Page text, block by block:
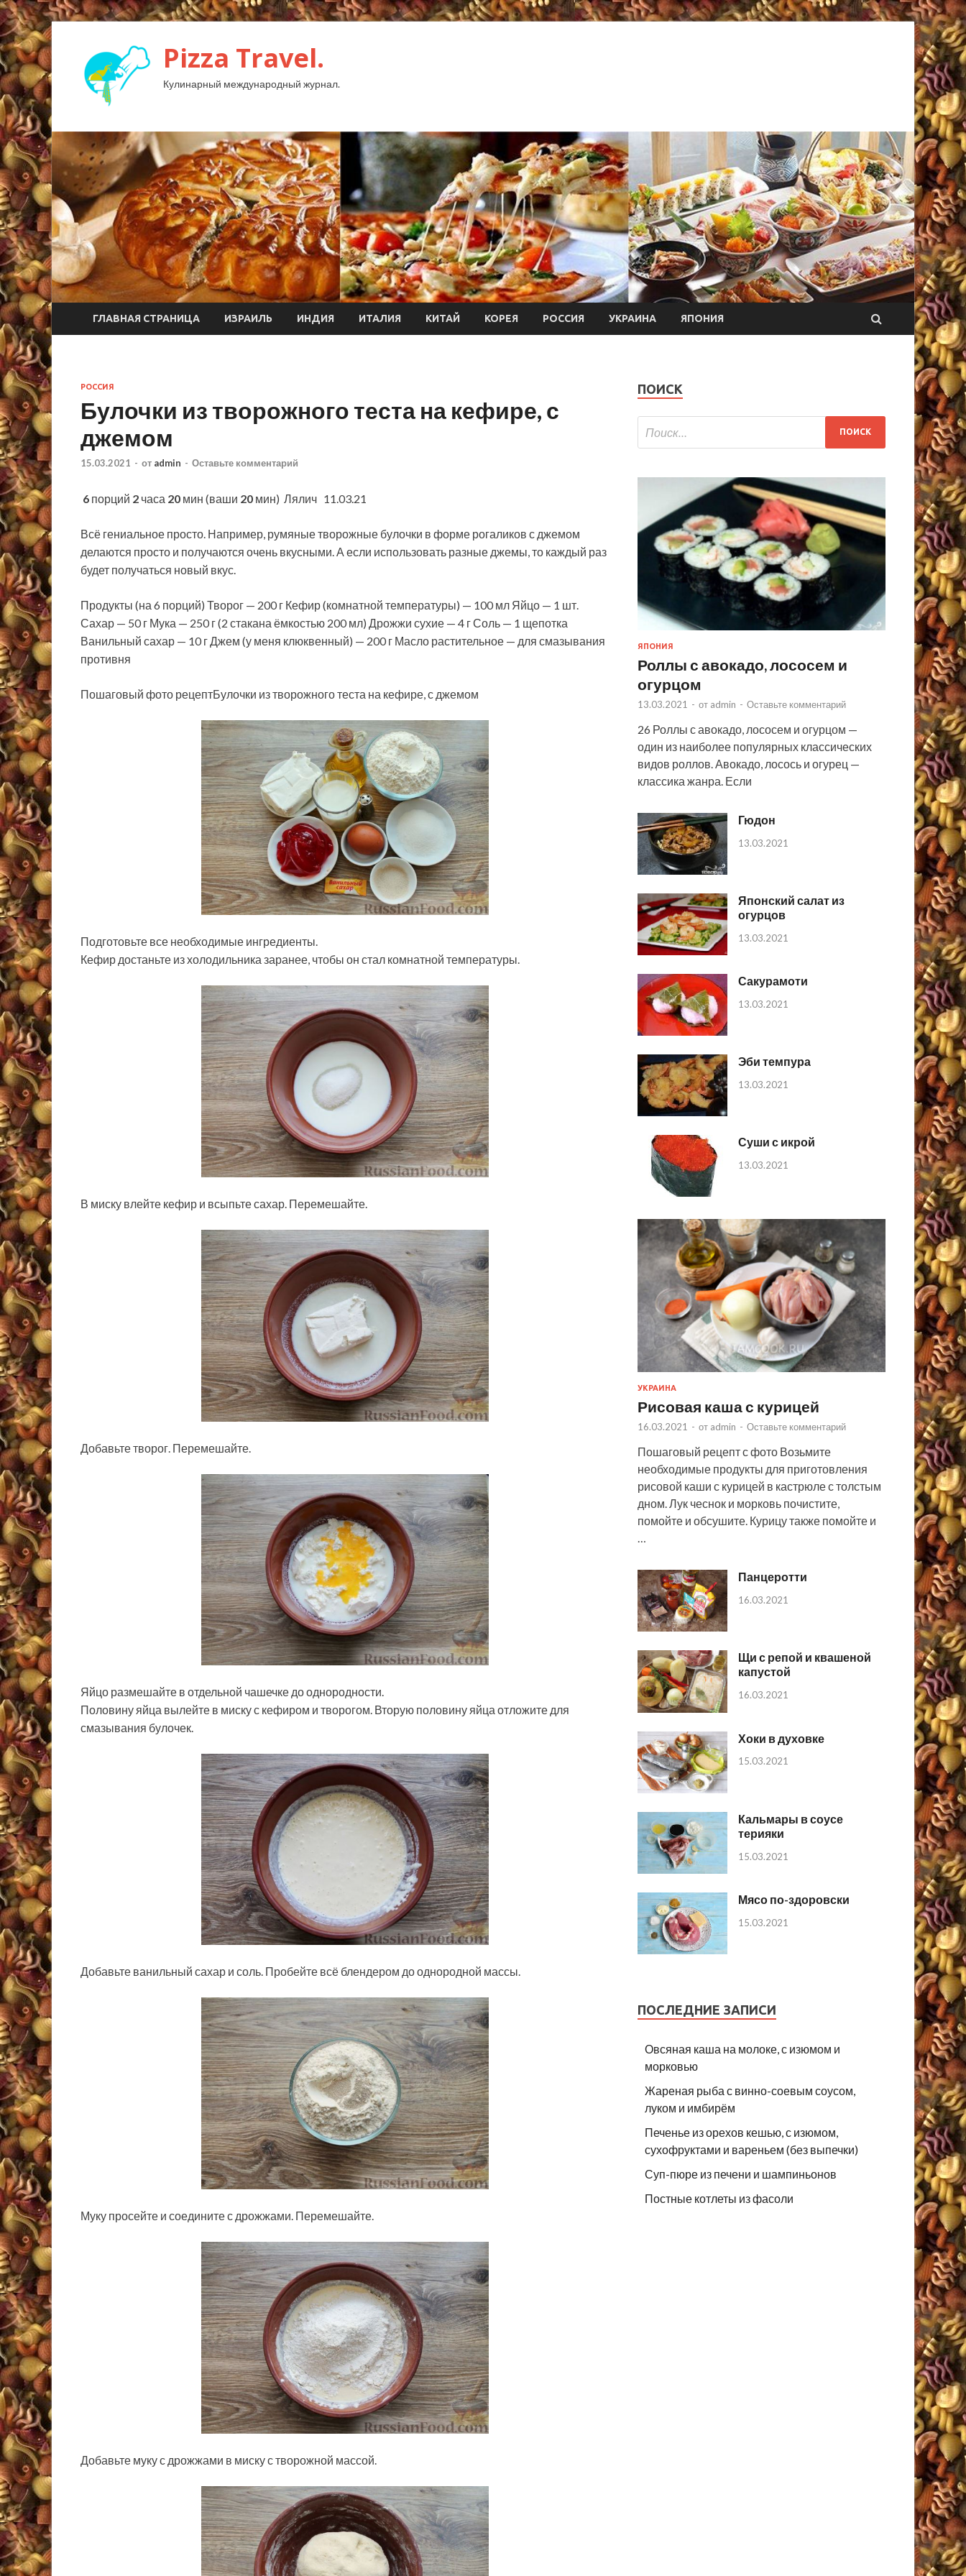
Pizza Travel.
Кулинарный международный журнал.
ГЛАВНАЯ СТРАНИЦА ИЗРАИЛЬ ИНДИЯ ИТАЛИЯ КИТАЙ КОРЕЯ РОССИЯ УКРАИНА ЯПОНИЯ
РОССИЯ
Булочки из творожного теста на кефире, с
джемом
15.03.2021 - от admin - Оставьте комментарий
6 порций 2 часа 20 мин (ваши 20 мин) Лялич 11.03.21
Всё гениальное просто. Например, румяные творожные булочки в форме рогаликов с джемом
делаются просто и получаются очень вкусными. А если использовать разные джемы, то каждый раз
будет получаться новый вкус.
Продукты (на 6 порций) Творог — 200 г Кефир (комнатной температуры) — 100 мл Яйцо — 1 шт.
Сахар — 50 г Мука — 250 г (2 стакана ёмкостью 200 мл) Дрожжи сухие — 4 г Соль — 1 щепотка
Ванильный сахар — 10 г Джем (у меня клюквенный) — 200 г Масло растительное — для смазывания
противня
Пошаговый фото рецептБулочки из творожного теста на кефире, с джемом
Подготовьте все необходимые ингредиенты.
Кефир достаньте из холодильника заранее, чтобы он стал комнатной температуры.
В миску влейте кефир и всыпьте сахар. Перемешайте.
Добавьте творог. Перемешайте.
Яйцо размешайте в отдельной чашечке до однородности.
Половину яйца вылейте в миску с кефиром и творогом. Вторую половину яйца отложите для
смазывания булочек.
Добавьте ванильный сахар и соль. Пробейте всё блендером до однородной массы.
Муку просейте и соедините с дрожжами. Перемешайте.
Добавьте муку с дрожжами в миску с творожной массой.
ПОИСК
ЯПОНИЯ
Роллы с авокадо, лососем и
огурцом
13.03.2021 - от admin - Оставьте комментарий
26 Роллы с авокадо, лососем и огурцом —
один из наиболее популярных классических
видов роллов. Авокадо, лосось и огурец —
классика жанра. Если
Гюдон
13.03.2021
Японский салат из
огурцов
13.03.2021
Сакурамоти
13.03.2021
Эби темпура
13.03.2021
Суши с икрой
13.03.2021
УКРАИНА
Рисовая каша с курицей
16.03.2021 - от admin - Оставьте комментарий
Пошаговый рецепт с фото Возьмите
необходимые продукты для приготовления
рисовой каши с курицей в кастрюле с толстым
дном. Лук чеснок и морковь почистите,
помойте и обсушите. Курицу также помойте и
…
Панцеротти
16.03.2021
Щи с репой и квашеной
капустой
16.03.2021
Хоки в духовке
15.03.2021
Кальмары в соусе
терияки
15.03.2021
Мясо по-здоровски
15.03.2021
ПОСЛЕДНИЕ ЗАПИСИ
Овсяная каша на молоке, с изюмом и
морковью
Жареная рыба с винно-соевым соусом,
луком и имбирём
Печенье из орехов кешью, с изюмом,
сухофруктами и вареньем (без выпечки)
Суп-пюре из печени и шампиньонов
Постные котлеты из фасоли